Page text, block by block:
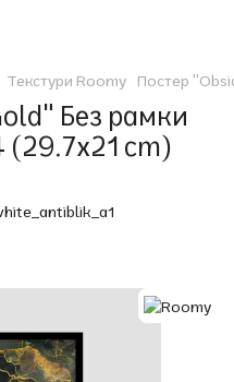
Текстури Roomy Постер
Без рамки
(29.7x21 cm)